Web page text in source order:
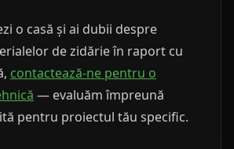
o casă și ai dubii despre
de zidărie în raport cu
contactează-ne pentru o
— evaluăm împreună
pentru proiectul tău specific.